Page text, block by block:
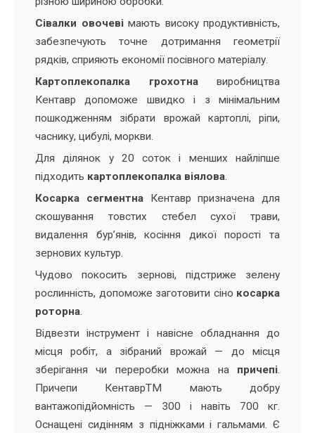
Сівалки овочевімають високу продуктивність,
забезпечують точне дотримання геометрії
рядків, сприяють економії посівного матеріалу.
Картоплекопалка грохотнавиробництва
Кентавр допоможе швидко і з мінімальним
пошкодженням зібрати врожай картоплі, ріпи,
часнику, цибулі, моркви.
Для ділянок у 20 соток і менших найліпше
підходить картоплекопалка віялова.
Косарка сегментнаКентавр призначена для
скошування товстих стебел сухої трави,
видалення бур’янів, косіння дикої порості та
зернових культур.
Чудово покосить зернові, підстриже зелену
рослинність, допоможе заготовити сіно косарка
роторна.
Відвезти інструмент і навісне обладнання до
місця робіт, а зібраний врожай — до місця
зберігання чи переробки можна на причепі.
Причепи КентаврТМ мають добру
вантажопідйомність — 300 і навіть 700 кг.
Оснащені сидінням з підніжками і гальмами. Є